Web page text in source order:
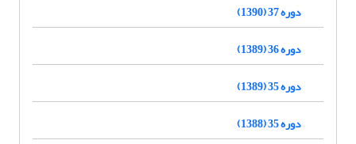
دوره 37 (1390)
دوره 36 (1389)
دوره 35 (1389)
دوره 35 (1388)